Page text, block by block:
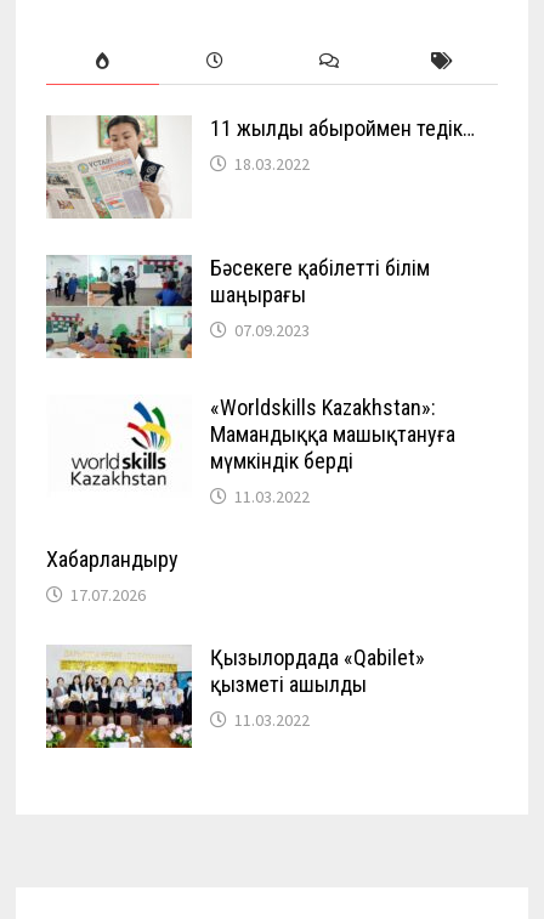
11 жылды абыроймен өтедік…
18.03.2022
Бәсекеге қабілетті білім
шаңырағы
07.09.2023
«Worldskills Kazakhstan»:
Мамандыққа машықтануға
мүмкіндік берді
11.03.2022
Хабарландыру
17.07.2026
Қызылордада «Qabilet»
қызметі ашылды
11.03.2022